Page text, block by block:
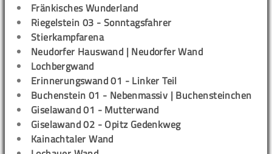
Fränkisches Wunderland
Riegelstein 03 - Sonntagsfahrer
Stierkampfarena
Neudorfer Hauswand | Neudorfer Wand
Lochbergwand
Erinnerungswand 01 - Linker Teil
Buchenstein 01 - Nebenmassiv | Buchensteinchen
Giselawand 01 - Mutterwand
Giselawand 02 - Opitz Gedenkweg
Kainachtaler Wand